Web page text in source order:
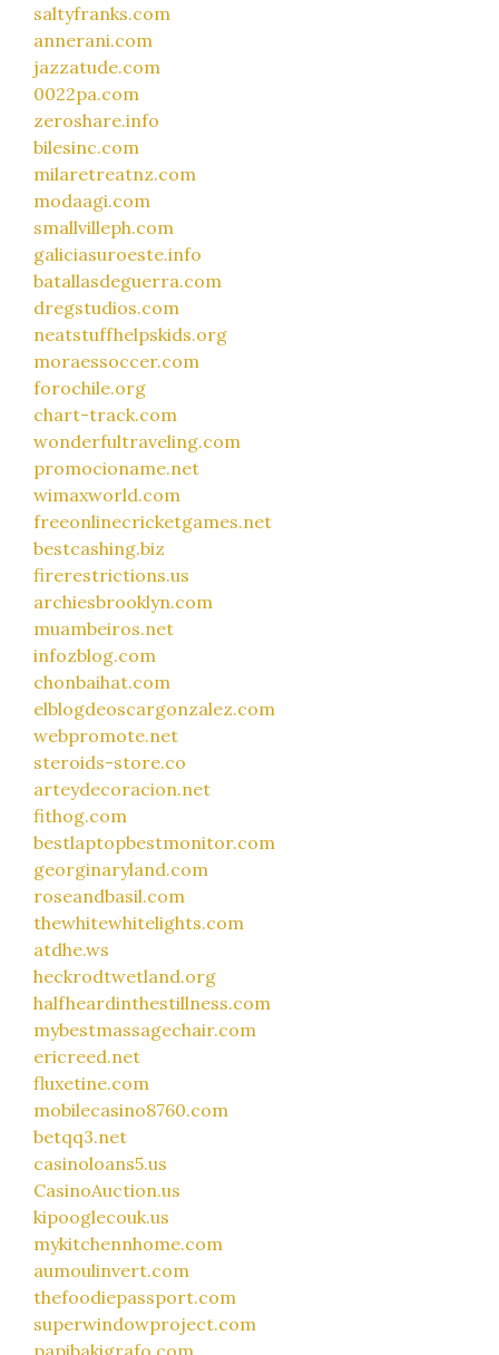
saltyfranks.com
annerani.com
jazzatude.com
0022pa.com
zeroshare.info
bilesinc.com
milaretreatnz.com
modaagi.com
smallvilleph.com
galiciasuroeste.info
batallasdeguerra.com
dregstudios.com
neatstuffhelpskids.org
moraessoccer.com
forochile.org
chart-track.com
wonderfultraveling.com
promocioname.net
wimaxworld.com
freeonlinecricketgames.net
bestcashing.biz
firerestrictions.us
archiesbrooklyn.com
muambeiros.net
infozblog.com
chonbaihat.com
elblogdeoscargonzalez.com
webpromote.net
steroids-store.co
arteydecoracion.net
fithog.com
bestlaptopbestmonitor.com
georginaryland.com
roseandbasil.com
thewhitewhitelights.com
atdhe.ws
heckrodtwetland.org
halfheardinthestillness.com
mybestmassagechair.com
ericreed.net
fluxetine.com
mobilecasino8760.com
betqq3.net
casinoloans5.us
CasinoAuction.us
kipooglecouk.us
mykitchennhome.com
aumoulinvert.com
thefoodiepassport.com
superwindowproject.com
papibakigrafo.com